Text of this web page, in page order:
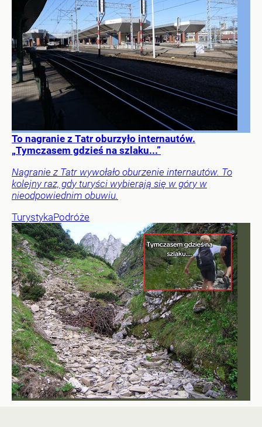
To nagranie z Tatr oburzyło internautów.
„Tymczasem gdzieś na szlaku...”
Nagranie z Tatr wywołało oburzenie internautów. To
kolejny raz, gdy turyści wybierają się w góry w
nieodpowiednim obuwiu.
TurystykaPodróże